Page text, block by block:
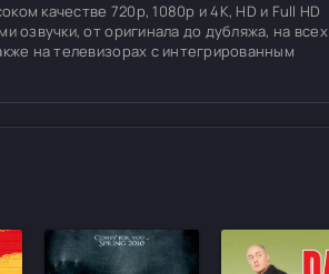
качестве 720p, 1080p и 4K, HD и Full HD
озвучки, от оригинала до дубляжа, на всех
на телевизорах с интегрированным